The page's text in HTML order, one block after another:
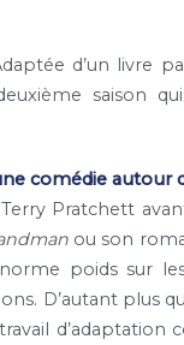
d’un livre
saison
comédie
Pratchett
ou son
poids sur
D’autant plus
d’adaptation